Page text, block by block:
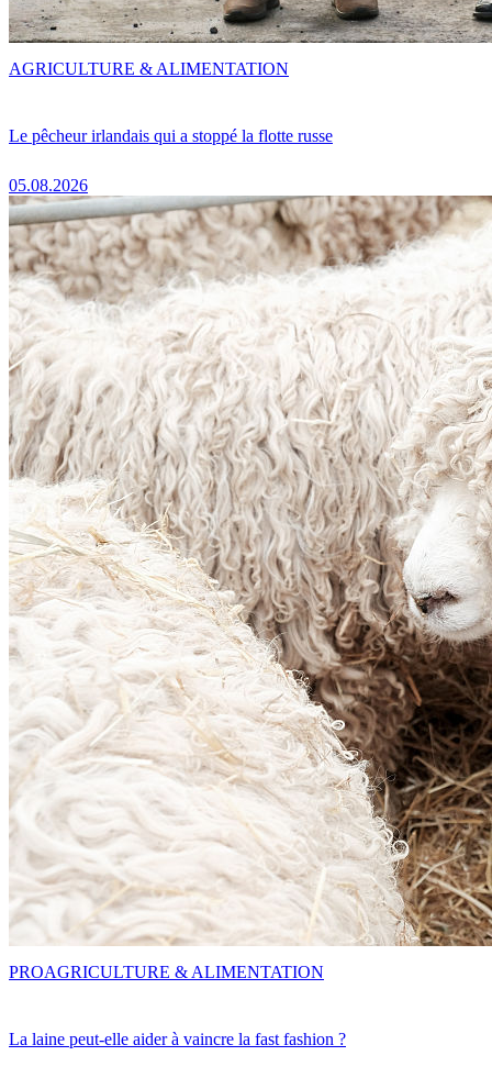
Le pêcheur irlandais qui a stoppé la flotte russe
05.08.2026
AGRICULTURE & ALIMENTATION
La laine peut-elle aider à vaincre la fast fashion ?
PROAGRICULTURE & ALIMENTATION